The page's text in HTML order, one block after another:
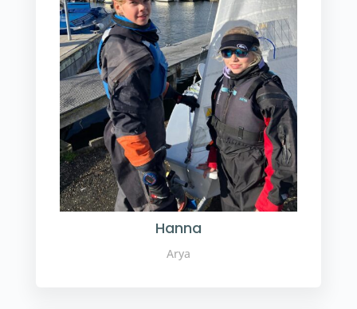
Hanna
Arya